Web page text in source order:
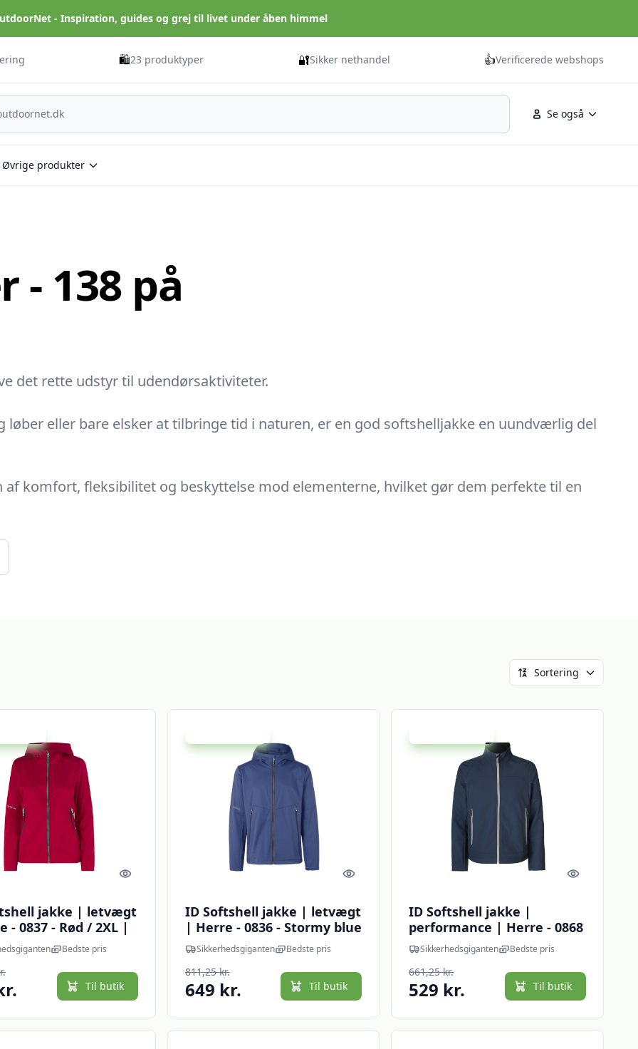
- Inspiration, guides og grej til livet under åben himmel
🛍️23 produktyper 🔐Sikker nethandel 👍Verificerede webshops
Se også
Øvrige produkter
- 138 på
det rette udstyr til udendørsaktiviteter.
løber eller bare elsker at tilbringe tid i naturen, er en god softshelljakke en uundværlig del
komfort, fleksibilitet og beskyttelse mod elementerne, hvilket gør dem perfekte til en
Sortering
Quick look
jakke | letvægt
- 0837 - Rød / 2XL |
| NODISCOUNT |
Bedste pris
Til butik
Quick look
ID Softshell jakke | letvægt
| Herre - 0836 - Stormy blue
/ M | Jakker | Softshell
jakke |
Sikkerhedsgiganten Bedste pris
811,25 kr.
649 kr. Til butik
Quick look
ID Softshell jakke |
performance | Herre - 0868
- Navy / M | Jakker |
NODISCOUNT | Spar20%
Sikkerhedsgiganten Bedste pris
661,25 kr.
529 kr. Til butik